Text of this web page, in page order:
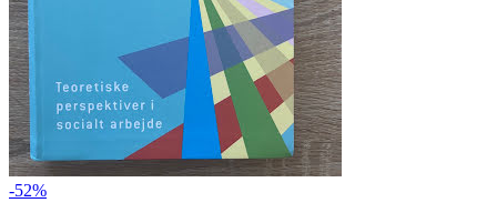
-52%